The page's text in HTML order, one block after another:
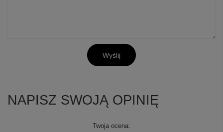
Wyślij
NAPISZ SWOJĄ OPINIĘ
Twoja ocena: